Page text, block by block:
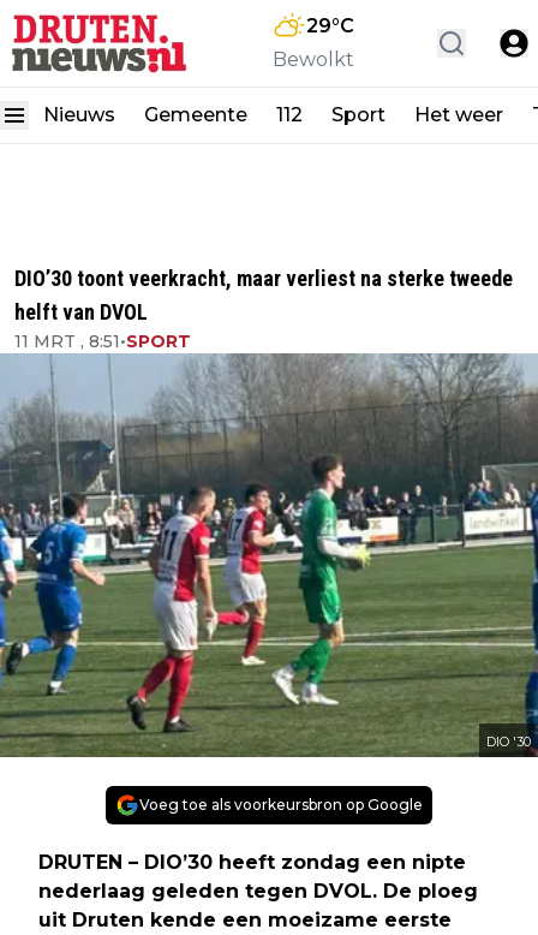
29°C
Bewolkt
Nieuws Gemeente 112 Sport Het weer
DIO’30 toont veerkracht, maar verliest na sterke tweede
helft van DVOL
11 MRT , 8:51•SPORT
DIO '30
Voeg toe als voorkeursbron op Google
DRUTEN – DIO’30 heeft zondag een nipte
nederlaag geleden tegen DVOL. De ploeg
uit Druten kende een moeizame eerste